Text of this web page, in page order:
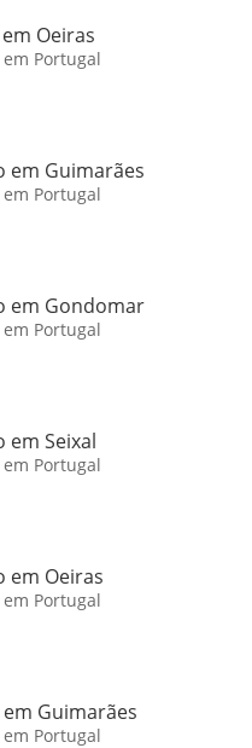
Oeiras
Portugal
em Guimarães
Portugal
em Gondomar
Portugal
em Seixal
Portugal
em Oeiras
Portugal
Guimarães
Portugal